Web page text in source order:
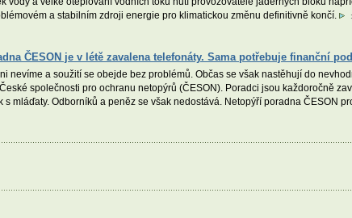
a stabilním zdroji energie pro klimatickou změnu definitivně končí.
ČESON je v létě zavalena telefonáty. Sama potřebuje finanční
nevíme a soužití se obejde bez problémů. Občas se však nastěhují do
společnosti pro ochranu netopýrů (ČESON). Poradci jsou každoročně
mláďaty. Odborníků a peněz se však nedostává. Netopýří poradna ČESON